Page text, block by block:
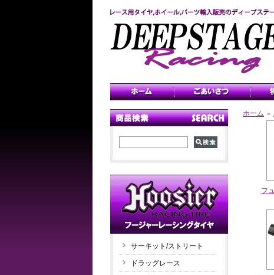
サーキット/ストリート
ドラッグレース
ホーム ＞
フ